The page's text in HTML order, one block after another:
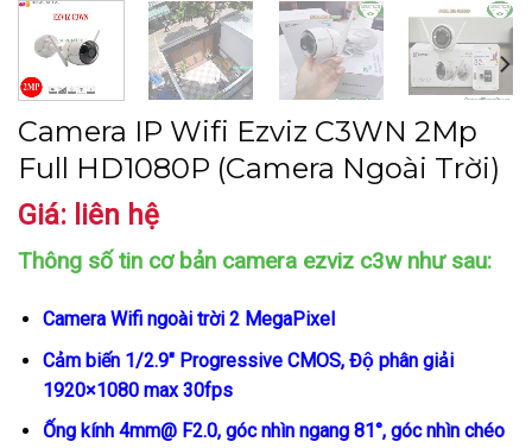
Camera IP Wifi Ezviz C3WN 2Mp
Full HD1080P (Camera Ngoài Trời)
Giá: liên hệ
Thông số tin cơ bản camera ezviz c3w như sau:
Camera Wifi ngoài trời 2 MegaPixel
Cảm biến 1/2.9″ Progressive CMOS, Độ phân giải
1920×1080 max 30fps
Ống kính 4mm@ F2.0, góc nhìn ngang 81°, góc nhìn chéo